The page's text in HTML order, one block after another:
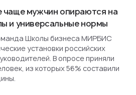
мужчин опираются на
и универсальные нормы
Школы бизнеса МИРБИС
установки российских
В опросе приняли
из которых 56% составили